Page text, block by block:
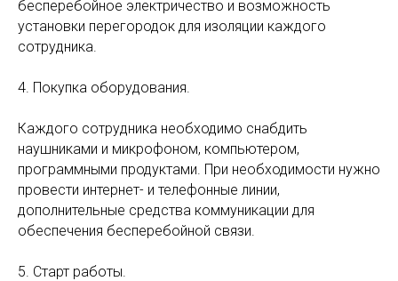
бесперебойное электричество и возможность
установки перегородок для изоляции каждого
сотрудника.
4. Покупка оборудования.
Каждого сотрудника необходимо снабдить
наушниками и микрофоном, компьютером,
программными продуктами. При необходимости нужно
провести интернет- и телефонные линии,
дополнительные средства коммуникации для
обеспечения бесперебойной связи.
5. Старт работы.